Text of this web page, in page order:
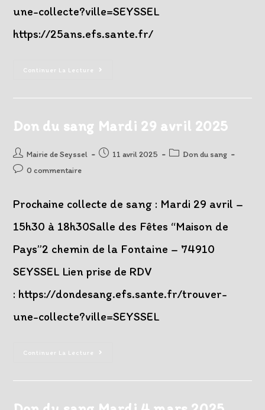
une-collecte?ville=SEYSSEL
https://25ans.efs.sante.fr/
Continuer La Lecture
Don
2025
Don du sang Mardi 29 avril 2025
Auteur/autrice
de
Mairie de Seyssel
Post11 avril 2025
PostDon du sang
Post0 commentaire
Prochaine collecte de sang : Mardi 29 avril –
15h30 à 18h30Salle des Fêtes “Maison de
Pays”2 chemin de la Fontaine – 74910
SEYSSEL Lien prise de RDV
: https://dondesang.efs.sante.fr/trouver-
une-collecte?ville=SEYSSEL
Continuer La Lecture
Don
2025